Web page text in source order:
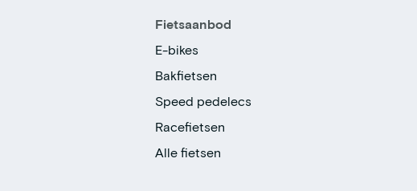
Fietsaanbod
E-bikes
Bakfietsen
Speed pedelecs
Racefietsen
Alle fietsen